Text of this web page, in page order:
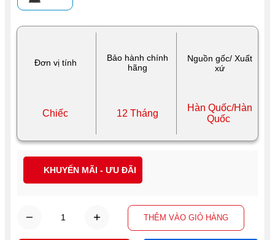
Đơn vị tính
Bảo hành chính
hãng
Nguồn gốc/ Xuất
xứ
Chiếc 12 Tháng
Hàn Quốc/Hàn
Quốc
THÊM VÀO GIỎ HÀNG
KHUYẾN MÃI - ƯU ĐÃI